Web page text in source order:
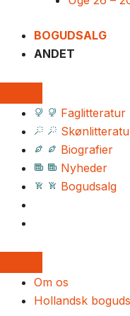
BOGUDSALG
ANDET
Faglitteratur
Biografier
Nyheder
Bogudsalg
Om os
Hollandsk